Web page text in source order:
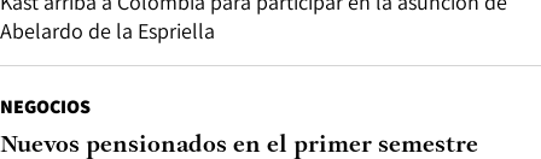
Abelardo de la Espriella
NEGOCIOS
Nuevos pensionados en el primer semestre